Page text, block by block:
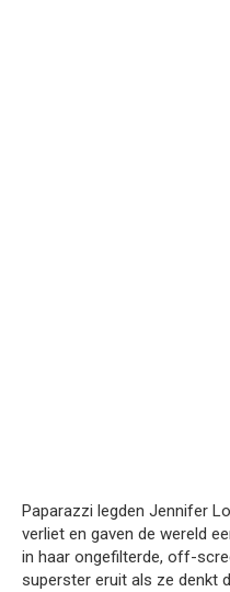
Paparazzi legden Jennifer
verliet en gaven de wereld
in haar ongefilterde, off-
superster eruit als ze denkt